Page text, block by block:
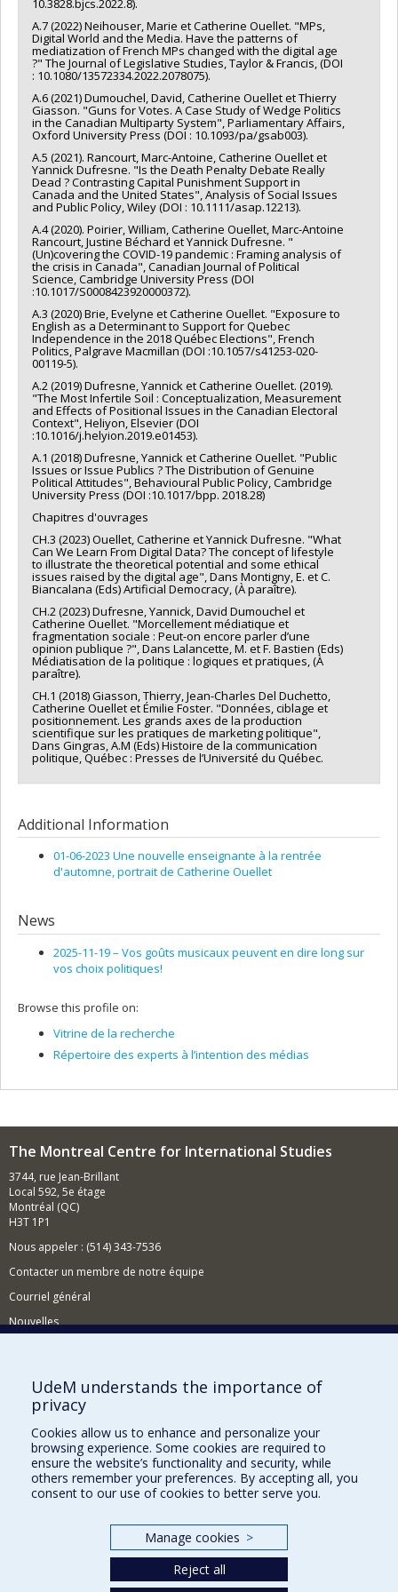
Société et culture (FQRSC)
Grant programs:PV129894-(RG) Programme Regroupements
stratégiques
10.3828.bjcs.2022.8).
A.7 (2022) Neihouser, Marie et Catherine Ouellet. "MPs,
Digital World and the Media. Have the patterns of
mediatization of French MPs changed with the digital age
?" The Journal of Legislative Studies, Taylor & Francis, (DOI
: 10.1080/13572334.2022.2078075).
A.6 (2021) Dumouchel, David, Catherine Ouellet et Thierry
Giasson. "Guns for Votes. A Case Study of Wedge Politics
in the Canadian Multiparty System", Parliamentary Affairs,
Oxford University Press (DOI : 10.1093/pa/gsab003).
A.5 (2021). Rancourt, Marc-Antoine, Catherine Ouellet et
Yannick Dufresne. "Is the Death Penalty Debate Really
Dead ? Contrasting Capital Punishment Support in
Canada and the United States", Analysis of Social Issues
and Public Policy, Wiley (DOI : 10.1111/asap.12213).
A.4 (2020). Poirier, William, Catherine Ouellet, Marc-Antoine
Rancourt, Justine Béchard et Yannick Dufresne. "
(Un)covering the COVID-19 pandemic : Framing analysis of
the crisis in Canada", Canadian Journal of Political
Science, Cambridge University Press (DOI
:10.1017/S0008423920000372).
A.3 (2020) Brie, Evelyne et Catherine Ouellet. "Exposure to
English as a Determinant to Support for Quebec
Independence in the 2018 Québec Elections", French
Politics, Palgrave Macmillan (DOI :10.1057/s41253-020-
00119-5).
A.2 (2019) Dufresne, Yannick et Catherine Ouellet. (2019).
"The Most Infertile Soil : Conceptualization, Measurement
and Effects of Positional Issues in the Canadian Electoral
Context", Heliyon, Elsevier (DOI
:10.1016/j.helyion.2019.e01453).
A.1 (2018) Dufresne, Yannick et Catherine Ouellet. "Public
Issues or Issue Publics ? The Distribution of Genuine
Political Attitudes", Behavioural Public Policy, Cambridge
University Press (DOI :10.1017/bpp. 2018.28)
Chapitres d'ouvrages
CH.3 (2023) Ouellet, Catherine et Yannick Dufresne. "What
Can We Learn From Digital Data? The concept of lifestyle
to illustrate the theoretical potential and some ethical
issues raised by the digital age", Dans Montigny, E. et C.
Biancalana (Eds) Artificial Democracy, (À paraître).
CH.2 (2023) Dufresne, Yannick, David Dumouchel et
Catherine Ouellet. "Morcellement médiatique et
fragmentation sociale : Peut-on encore parler d’une
opinion publique ?", Dans Lalancette, M. et F. Bastien (Eds)
Médiatisation de la politique : logiques et pratiques, (À
paraître).
CH.1 (2018) Giasson, Thierry, Jean-Charles Del Duchetto,
Catherine Ouellet et Émilie Foster. "Données, ciblage et
positionnement. Les grands axes de la production
scientifique sur les pratiques de marketing politique",
Dans Gingras, A.M (Eds) Histoire de la communication
politique, Québec : Presses de l’Université du Québec.
Additional Information
01-06-2023 Une nouvelle enseignante à la rentrée
d'automne, portrait de Catherine Ouellet
News
2025-11-19 – Vos goûts musicaux peuvent en dire long sur
vos choix politiques!
Browse this profile on:
Vitrine de la recherche
Répertoire des experts à l’intention des médias
The Montreal Centre for International Studies
3744, rue Jean-Brillant
Local 592, 5e étage
Montréal (QC)
H3T 1P1
Nous appeler : (514) 343-7536
Contacter un membre de notre équipe
Courriel général
Nouvelles
Comment soutenir le CÉRIUM?
BESOIN D'AIDE?
Plan du site
Signaler une erreur
Accessibilité
Nos départements et écoles
UdeM understands the importance of
privacy
Cookies allow us to enhance and personalize your
browsing experience. Some cookies are required to
ensure the website’s functionality and security, while
others remember your preferences. By accepting all, you
consent to our use of cookies to better serve you.
Manage cookies >
Reject all